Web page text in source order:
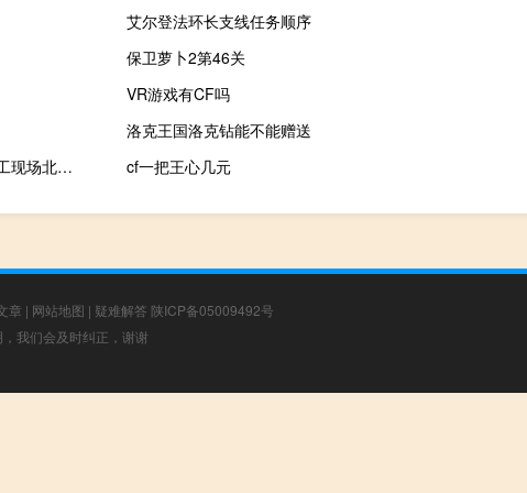
艾尔登法环长支线任务顺序
保卫萝卜2第46关
VR游戏有CF吗
洛克王国洛克钻能不能赠送
2023-11-16 17:46： G2京沪高速K585+000集团所辖路段施工现场北京方向，缓行现象解除，道路恢复畅通。 A64idDYy ​​​
cf一把王心几元
章 | 网站地图 | 疑难解答 陕ICP备05009492号
我们会及时纠正，谢谢